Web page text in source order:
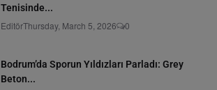
Tenisinde...
EditörThursday, March 5, 2026 0
Bodrum’da Sporun Yıldızları Parladı: Grey
Beton...